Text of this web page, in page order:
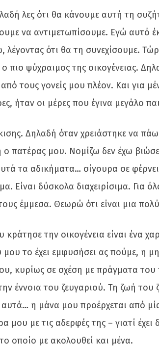
λες ότι θα κάνουμε αυτή τη
να αντιμετωπίσουμε. Εγώ αυτό
ότι θα τη συνεχίσουμε.
πιο ψύχραιμος της οικογένειας.
τους γονείς μου πλέον. Και για
ήταν οι μέρες που έγινα μεγάλο
Δηλαδή όταν χρειάστηκε να
πατέρας μου. Νομίζω δεν έχω
τα αδικήματα… σίγουρα σε
Είναι δύσκολα διαχειρίσιμα. Για
έμμεσα. Θεωρώ ότι είναι μια
την οικογένεια είναι ένα
το έχει εμφυσήσει ας πούμε, η
κυρίως σε σχέση με πράγματα του
έννοια του ζευγαριού. Τη ζωή του
η μάνα μου προέρχεται από
με τις αδερφές της – γιατί έχει
οποίο με ακολουθεί και μένα.